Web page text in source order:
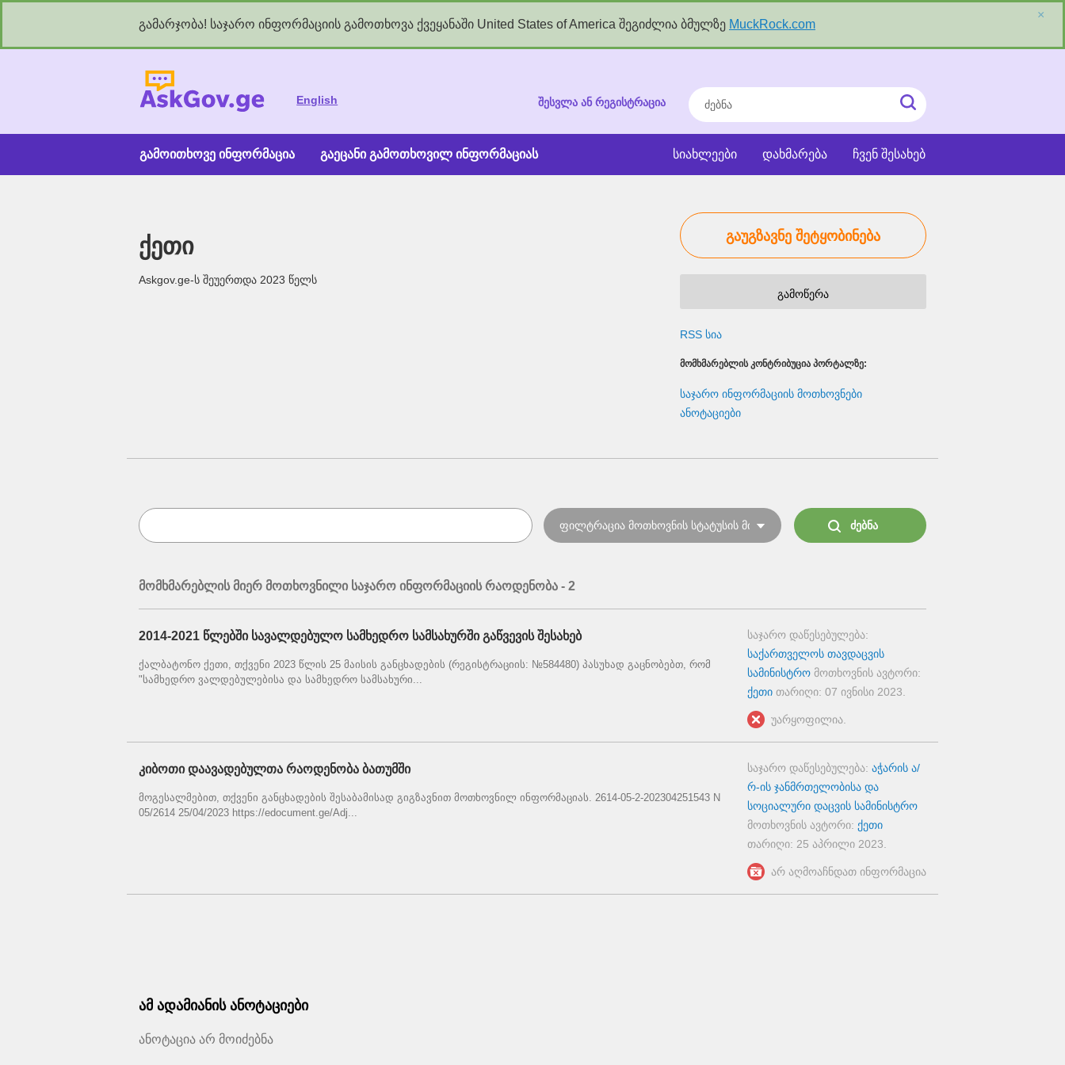
გამარჯობა! საჯარო ინფორმაციის გამოთხოვა ქვეყანაში United States of America შეგიძლია ბმულზე MuckRock.com
×
English ძებნა
ძიეების
ჩატვირთვა
შესვლა ან რეგისტრაცია
გამოითხოვე ინფორმაცია გაეცანი გამოთხოვილ ინფორმაციას ჩვენ შესახებ
დახმარება
სიახლეები
გაუგზავნე შეტყობინება
გამოწერა
RSS სია
ᲛᲝᲛᲮᲛᲐᲠᲔᲑᲚᲘᲡ ᲙᲝᲜᲢᲠᲘᲑᲣᲪᲘᲐ ᲞᲝᲠᲢᲐᲚᲖᲔ:
საჯარო ინფორმაციის მოთხოვნები
ანოტაციები
ქეთი
Askgov.ge-ს შეუერთდა 2023 წელს
მომხმარებლის მიერ მოთხოვნილი საჯარო ინფორმაციის რაოდენობა - 2
2014-2021 წლებში სავალდებულო სამხედრო სამსახურში გაწვევის შესახებ
ქალბატონო ქეთი, თქვენი 2023 წლის 25 მაისის განცხადების (რეგისტრაციის: №584480) პასუხად გაცნობებთ, რომ
"სამხედრო ვალდებულებისა და სამხედრო სამსახური...
საჯარო დაწესებულება:
საქართველოს თავდაცვის
სამინისტრო მოთხოვნის ავტორი:
ქეთი თარიღი: 07 ივნისი 2023
უარყოფილია.
კიბოთი დაავადებულთა რაოდენობა ბათუმში
მოგესალმებით, თქვენი განცხადების შესაბამისად გიგზავნით მოთხოვნილ ინფორმაციას. 2614-05-2-202304251543 N
05/2614 25/04/2023 https://edocument.ge/Adj...
საჯარო დაწესებულება: აჭარის ა/
რ-ის ჯანმრთელობისა და
სოციალური დაცვის სამინისტრო
მოთხოვნის ავტორი: ქეთი
თარიღი: 25 აპრილი 2023
არ აღმოაჩნდათ ინფორმაცია
ამ ადამიანის ანოტაციები
ანოტაცია არ მოიძებნა